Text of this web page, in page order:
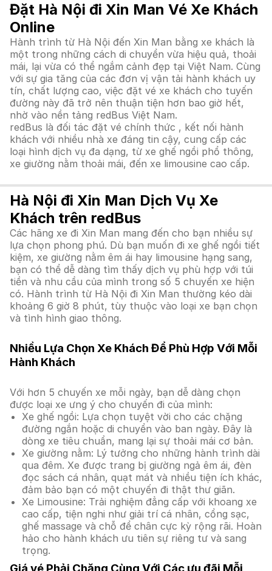
Đặt Hà Nội đi Xin Man Vé Xe Khách
Online
Hành trình từ Hà Nội đến Xin Man bằng xe khách là
một trong những cách di chuyển vừa hiệu quả, thoải
mái, lại vừa có thể ngắm cảnh đẹp tại Việt Nam. Cùng
với sự gia tăng của các đơn vị vận tải hành khách uy
tín, chất lượng cao, việc đặt vé xe khách cho tuyến
đường này đã trở nên thuận tiện hơn bao giờ hết,
nhờ vào nền tảng redBus Việt Nam.
redBus là đối tác đặt vé chính thức , kết nối hành
khách với nhiều nhà xe đáng tin cậy, cung cấp các
loại hình dịch vụ đa dạng, từ xe ghế ngồi phổ thông,
xe giường nằm thoải mái, đến xe limousine cao cấp.
Hà Nội đi Xin Man Dịch Vụ Xe
Khách trên redBus
Các hãng xe đi Xin Man mang đến cho bạn nhiều sự
lựa chọn phong phú. Dù bạn muốn đi xe ghế ngồi tiết
kiệm, xe giường nằm êm ái hay limousine hạng sang,
bạn có thể dễ dàng tìm thấy dịch vụ phù hợp với túi
tiền và nhu cầu của mình trong số 5 chuyến xe hiện
có. Hành trình từ Hà Nội đi Xin Man thường kéo dài
khoảng 6 giờ 8 phút, tùy thuộc vào loại xe bạn chọn
và tình hình giao thông.
Nhiều Lựa Chọn Xe Khách Để Phù Hợp Với Mỗi
Hành Khách
Với hơn 5 chuyến xe mỗi ngày, bạn dễ dàng chọn
được loại xe ưng ý cho chuyến đi của mình:
Xe ghế ngồi: Lựa chọn tuyệt vời cho các chặng
đường ngắn hoặc di chuyển vào ban ngày. Đây là
dòng xe tiêu chuẩn, mang lại sự thoải mái cơ bản.
Xe giường nằm: Lý tưởng cho những hành trình dài
qua đêm. Xe được trang bị giường ngả êm ái, đèn
đọc sách cá nhân, quạt mát và nhiều tiện ích khác,
đảm bảo bạn có một chuyến đi thật thư giãn.
Xe Limousine: Trải nghiệm đẳng cấp với khoang xe
cao cấp, tiện nghi như giải trí cá nhân, cổng sạc,
ghế massage và chỗ để chân cực kỳ rộng rãi. Hoàn
hảo cho hành khách ưu tiên sự riêng tư và sang
trọng.